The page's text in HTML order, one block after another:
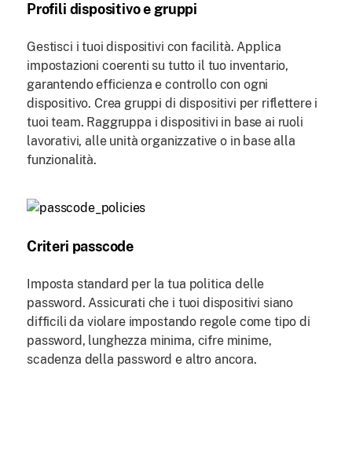
Profili dispositivo e gruppi
Gestisci i tuoi dispositivi con facilità. Applica
impostazioni coerenti su tutto il tuo inventario,
garantendo efficienza e controllo con ogni
dispositivo. Crea gruppi di dispositivi per riflettere i
tuoi team. Raggruppa i dispositivi in base ai ruoli
lavorativi, alle unità organizzative o in base alla
funzionalità.
Criteri passcode
Imposta standard per la tua politica delle
password. Assicurati che i tuoi dispositivi siano
difficili da violare impostando regole come tipo di
password, lunghezza minima, cifre minime,
scadenza della password e altro ancora.